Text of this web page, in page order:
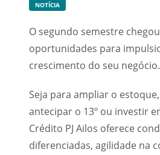
NOTÍCIA
O segundo semestre
oportunidades para
crescimento do seu negócio.
Seja para ampliar o
antecipar o 13º ou investir
Crédito PJ Ailos oferece
diferenciadas, agilidade na